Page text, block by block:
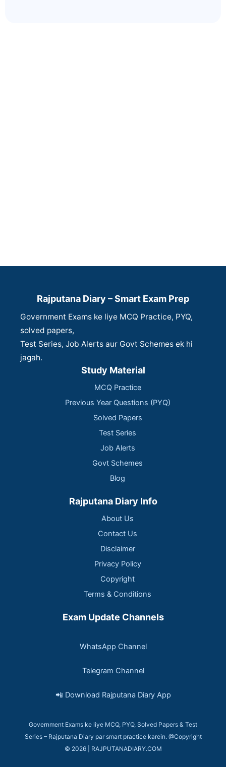
Rajputana Diary – Smart Exam Prep
Government Exams ke liye MCQ Practice, PYQ,
solved papers,
Test Series, Job Alerts aur Govt Schemes ek hi
jagah.
Study Material
MCQ Practice
Previous Year Questions (PYQ)
Solved Papers
Test Series
Job Alerts
Govt Schemes
Blog
Rajputana Diary Info
About Us
Contact Us
Disclaimer
Privacy Policy
Copyright
Terms & Conditions
Exam Update Channels
WhatsApp Channel
Telegram Channel
📲 Download Rajputana Diary App
Government Exams ke liye MCQ, PYQ, Solved Papers & Test
Series – Rajputana Diary par smart practice karein. @Copyright
© 2026 | RAJPUTANADIARY.COM